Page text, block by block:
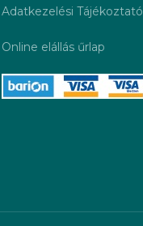
Adatkezelési Tájékoztató
Online elállás űrlap